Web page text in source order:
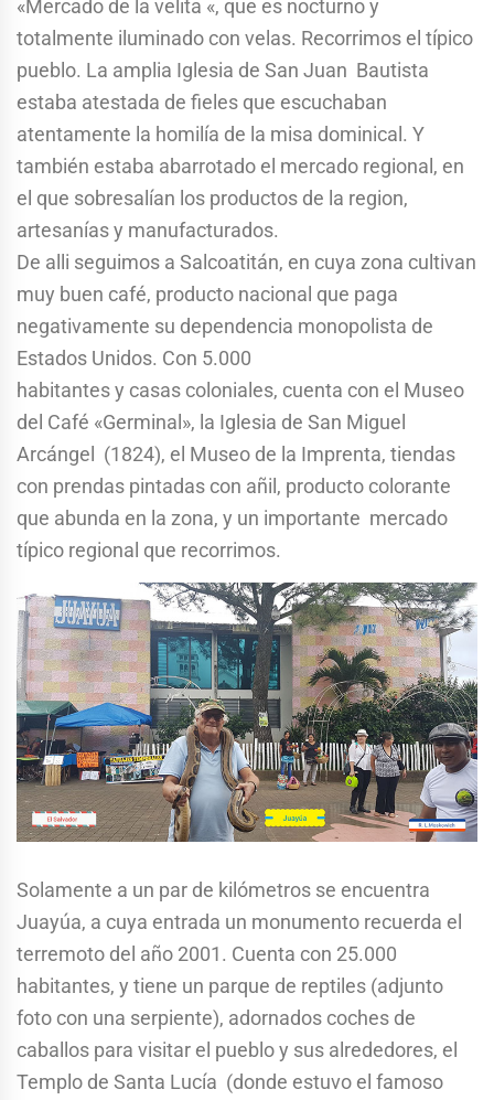
«Mercado de la velita «, que es nocturno y
totalmente iluminado con velas. Recorrimos el típico
pueblo. La amplia Iglesia de San Juan Bautista
estaba atestada de fieles que escuchaban
atentamente la homilía de la misa dominical. Y
también estaba abarrotado el mercado regional, en
el que sobresalían los productos de la region,
artesanías y manufacturados.
De alli seguimos a Salcoatitán, en cuya zona cultivan
muy buen café, producto nacional que paga
negativamente su dependencia monopolista de
Estados Unidos. Con 5.000
habitantes y casas coloniales, cuenta con el Museo
del Café «Germinal», la Iglesia de San Miguel
Arcángel (1824), el Museo de la Imprenta, tiendas
con prendas pintadas con añil, producto colorante
que abunda en la zona, y un importante mercado
típico regional que recorrimos.
Solamente a un par de kilómetros se encuentra
Juayúa, a cuya entrada un monumento recuerda el
terremoto del año 2001. Cuenta con 25.000
habitantes, y tiene un parque de reptiles (adjunto
foto con una serpiente), adornados coches de
caballos para visitar el pueblo y sus alrededores, el
Templo de Santa Lucía (donde estuvo el famoso